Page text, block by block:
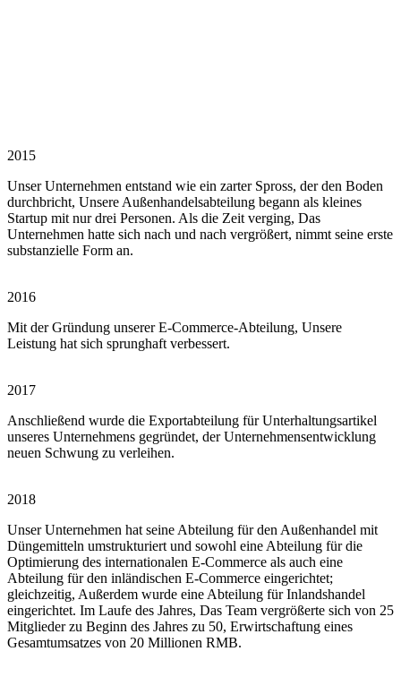
2015
Unser Unternehmen entstand wie ein zarter Spross, der den Boden
durchbricht, Unsere Außenhandelsabteilung begann als kleines
Startup mit nur drei Personen. Als die Zeit verging, Das
Unternehmen hatte sich nach und nach vergrößert, nimmt seine erste
substanzielle Form an.
2016
Mit der Gründung unserer E-Commerce-Abteilung, Unsere
Leistung hat sich sprunghaft verbessert.
2017
Anschließend wurde die Exportabteilung für Unterhaltungsartikel
unseres Unternehmens gegründet, der Unternehmensentwicklung
neuen Schwung zu verleihen.
2018
Unser Unternehmen hat seine Abteilung für den Außenhandel mit
Düngemitteln umstrukturiert und sowohl eine Abteilung für die
Optimierung des internationalen E-Commerce als auch eine
Abteilung für den inländischen E-Commerce eingerichtet;
gleichzeitig, Außerdem wurde eine Abteilung für Inlandshandel
eingerichtet. Im Laufe des Jahres, Das Team vergrößerte sich von 25
Mitglieder zu Beginn des Jahres zu 50, Erwirtschaftung eines
Gesamtumsatzes von 20 Millionen RMB.